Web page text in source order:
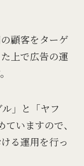
顧客をターゲ
上で広告の運
」と「ヤフ
いますので、
る運用を行っ